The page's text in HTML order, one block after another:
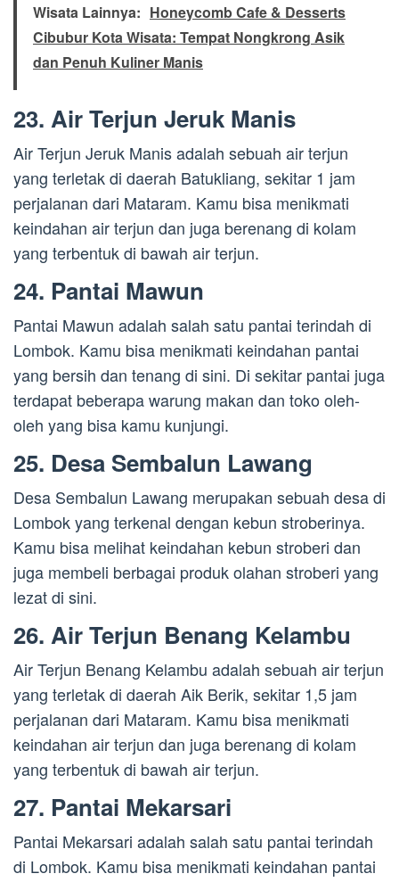
Wisata Lainnya: Honeycomb Cafe & Desserts
Cibubur Kota Wisata: Tempat Nongkrong Asik
dan Penuh Kuliner Manis
23. Air Terjun Jeruk Manis
Air Terjun Jeruk Manis adalah sebuah air terjun
yang terletak di daerah Batukliang, sekitar 1 jam
perjalanan dari Mataram. Kamu bisa menikmati
keindahan air terjun dan juga berenang di kolam
yang terbentuk di bawah air terjun.
24. Pantai Mawun
Pantai Mawun adalah salah satu pantai terindah di
Lombok. Kamu bisa menikmati keindahan pantai
yang bersih dan tenang di sini. Di sekitar pantai juga
terdapat beberapa warung makan dan toko oleh-
oleh yang bisa kamu kunjungi.
25. Desa Sembalun Lawang
Desa Sembalun Lawang merupakan sebuah desa di
Lombok yang terkenal dengan kebun stroberinya.
Kamu bisa melihat keindahan kebun stroberi dan
juga membeli berbagai produk olahan stroberi yang
lezat di sini.
26. Air Terjun Benang Kelambu
Air Terjun Benang Kelambu adalah sebuah air terjun
yang terletak di daerah Aik Berik, sekitar 1,5 jam
perjalanan dari Mataram. Kamu bisa menikmati
keindahan air terjun dan juga berenang di kolam
yang terbentuk di bawah air terjun.
27. Pantai Mekarsari
Pantai Mekarsari adalah salah satu pantai terindah
di Lombok. Kamu bisa menikmati keindahan pantai